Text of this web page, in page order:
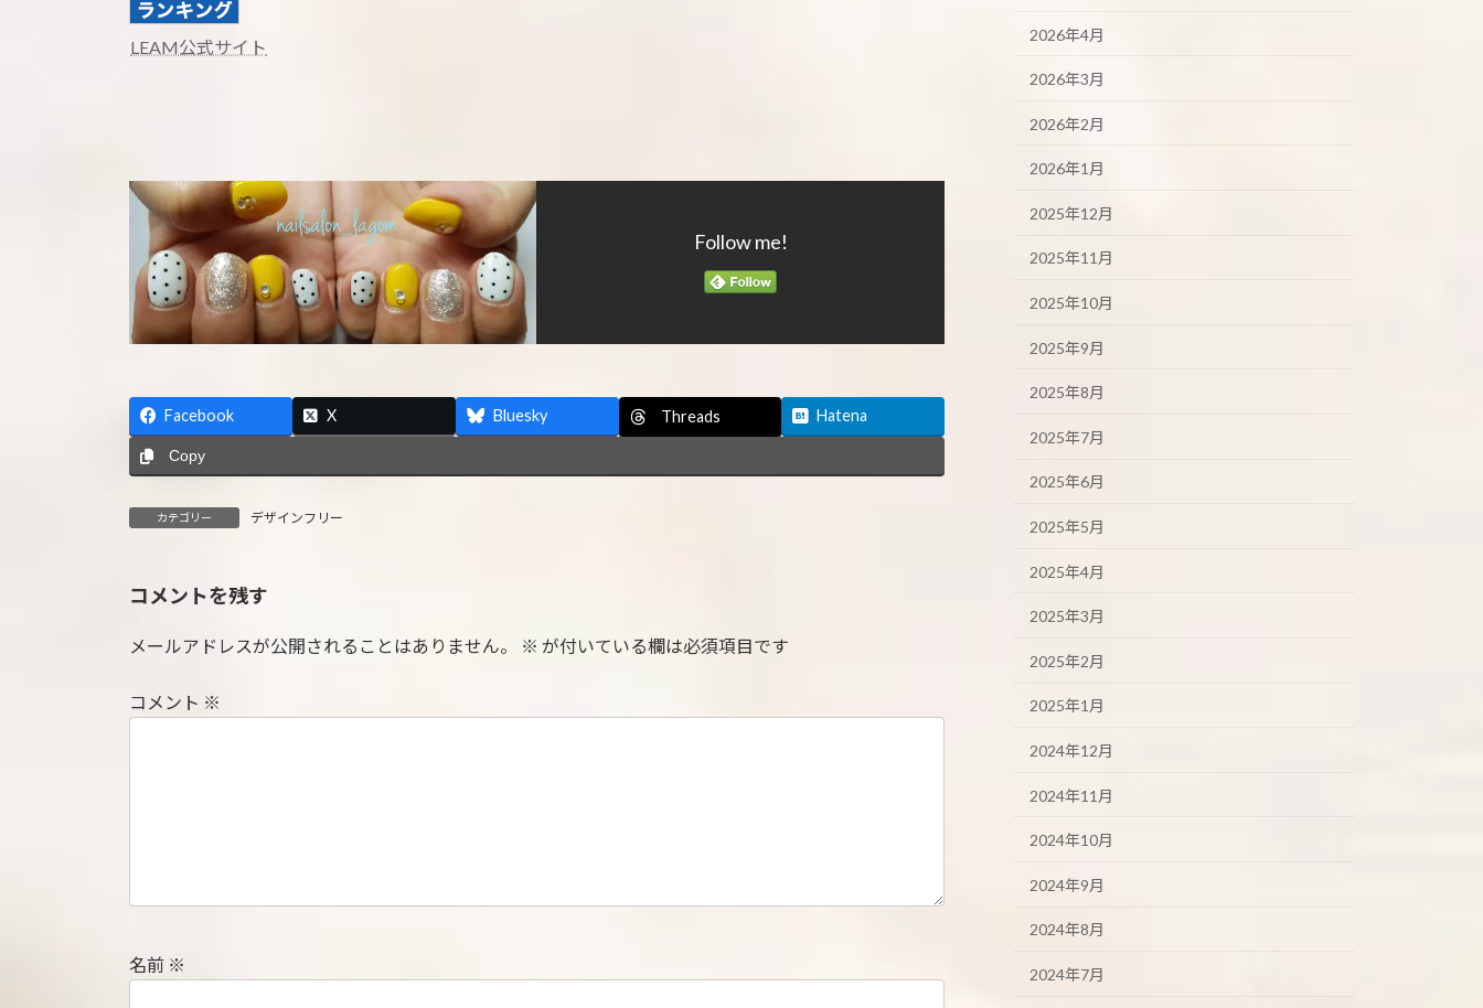
LEAM公式サイト
Follow me!
Facebook X Bluesky Threads Hatena
Copy
カテゴリー デザインフリー
コメントを残す
メールアドレスが公開されることはありません。 ※ が付いている欄は必須項目です
コメント ※
名前 ※
2026年4月
2026年3月
2026年2月
2026年1月
2025年12月
2025年11月
2025年10月
2025年9月
2025年8月
2025年7月
2025年6月
2025年5月
2025年4月
2025年3月
2025年2月
2025年1月
2024年12月
2024年11月
2024年10月
2024年9月
2024年8月
2024年7月